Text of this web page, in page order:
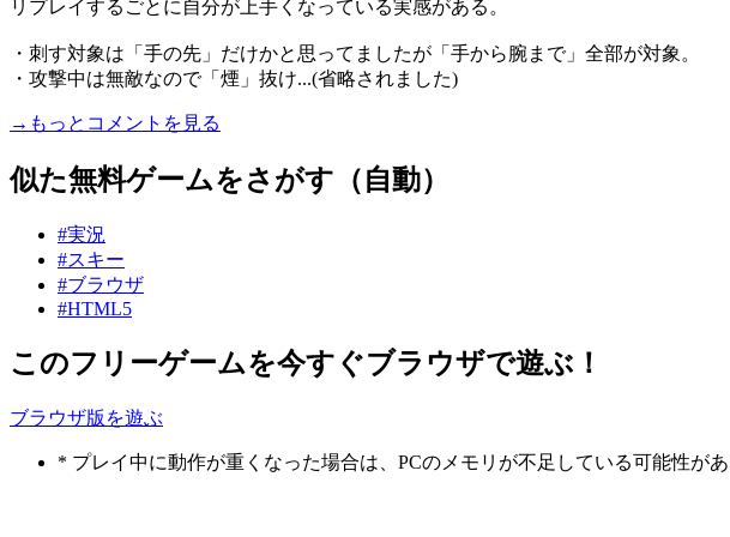
リプレイするごとに自分が上手くなっている実感がある。
・刺す対象は「手の先」だけかと思ってましたが「手から腕まで」全部が対象。
・攻撃中は無敵なので「煙」抜け...(省略されました)
→もっとコメントを見る
似た無料ゲームをさがす（自動）
#実況
#スキー
#ブラウザ
#HTML5
このフリーゲームを今すぐブラウザで遊ぶ！
ブラウザ版を遊ぶ
* プレイ中に動作が重くなった場合は、PCのメモリが不足している可能性が